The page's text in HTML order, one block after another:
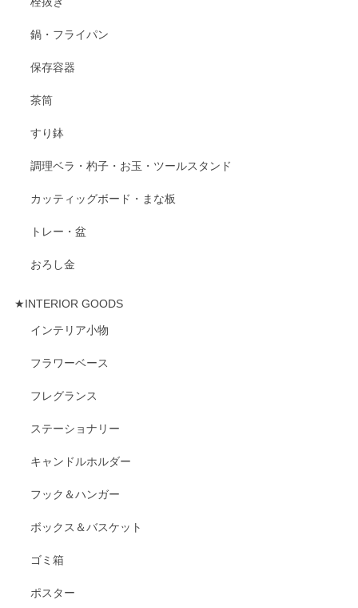
鍋・フライパン
保存容器
茶筒
すり鉢
調理ベラ・杓子・お玉・ツールスタンド
カッティッグボード・まな板
トレー・盆
おろし金
★INTERIOR GOODS
インテリア小物
フラワーベース
フレグランス
ステーショナリー
キャンドルホルダー
フック＆ハンガー
ボックス＆バスケット
ゴミ箱
ポスター